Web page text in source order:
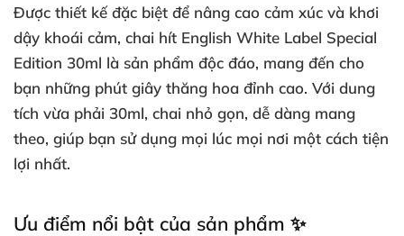
Được thiết kế đặc biệt để nâng cao cảm xúc và khơi
dậy khoái cảm, chai hít English White Label Special
Edition 30ml là sản phẩm độc đáo, mang đến cho
bạn những phút giây thăng hoa đỉnh cao. Với dung
tích vừa phải 30ml, chai nhỏ gọn, dễ dàng mang
theo, giúp bạn sử dụng mọi lúc mọi nơi một cách tiện
lợi nhất.
Ưu điểm nổi bật của sản phẩm ✨